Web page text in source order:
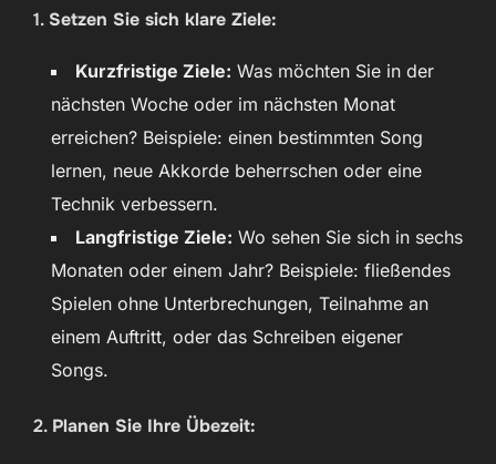
1. Setzen Sie sich klare Ziele:
Kurzfristige Ziele: Was möchten Sie in der
nächsten Woche oder im nächsten Monat
erreichen? Beispiele: einen bestimmten Song
lernen, neue Akkorde beherrschen oder eine
Technik verbessern.
Langfristige Ziele: Wo sehen Sie sich in sechs
Monaten oder einem Jahr? Beispiele: fließendes
Spielen ohne Unterbrechungen, Teilnahme an
einem Auftritt, oder das Schreiben eigener
Songs.
2. Planen Sie Ihre Übezeit: